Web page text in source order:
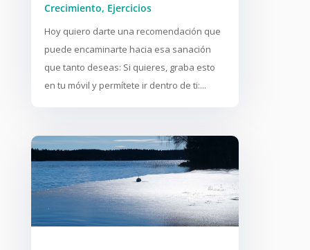
Crecimiento, Ejercicios
Hoy quiero darte una recomendación que
puede encaminarte hacia esa sanación
que tanto deseas: Si quieres, graba esto
en tu móvil y permítete ir dentro de ti:...